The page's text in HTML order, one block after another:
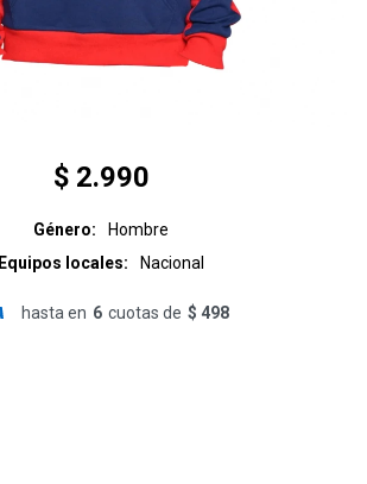
$ 2.990
Género
Hombre
Equipos locales
Nacional
hasta en 6 cuotas de $ 498